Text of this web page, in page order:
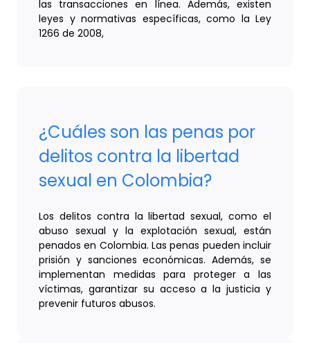
las transacciones en línea. Además, existen
leyes y normativas específicas, como la Ley
1266 de 2008,
¿Cuáles son las penas por
delitos contra la libertad
sexual en Colombia?
Los delitos contra la libertad sexual, como el
abuso sexual y la explotación sexual, están
penados en Colombia. Las penas pueden incluir
prisión y sanciones económicas. Además, se
implementan medidas para proteger a las
víctimas, garantizar su acceso a la justicia y
prevenir futuros abusos.